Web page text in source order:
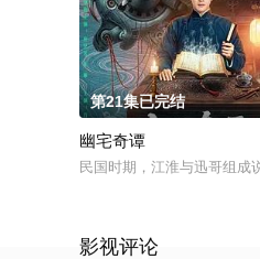
第21集已完结
幽宅奇谭
民国时期，江淮与迅哥组成
影视评论